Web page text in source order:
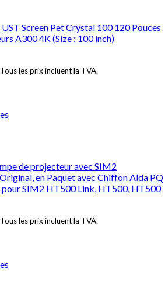
Screen Pet Crystal 100 120 Pouces
A300 4K (Size : 100 inch)
Tous les prix incluent la TVA.
de projecteur avec SIM2
en Paquet avec Chiffon Alda PQ
pour SIM2 HT500 Link, HT500, HT500
Tous les prix incluent la TVA.